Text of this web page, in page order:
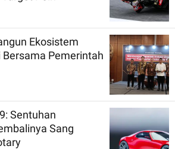
Ekosistem
Bersama Pemerintah
Sentuhan
Sang